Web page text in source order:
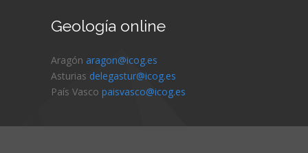
Geología online
Aragón aragon@icog.es
Asturias delegastur@icog.es
País Vasco paisvasco@icog.es